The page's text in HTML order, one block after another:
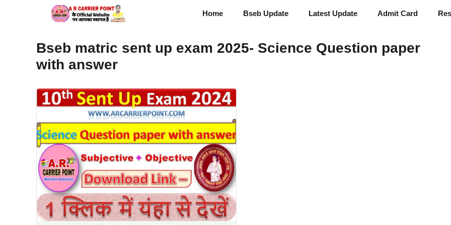
Home Bseb Update Latest Update Admit Card
Bseb matric sent up exam 2025- Science Question paper
with answer